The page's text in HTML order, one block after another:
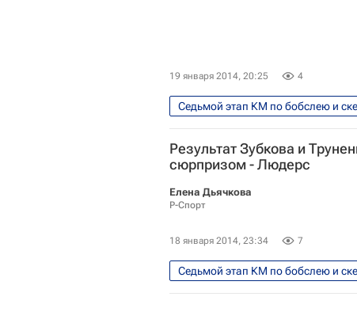
19 января 2014, 20:25 4
Седьмой этап КМ по бобслею и
Кубок мира по бобслею
Результат Зубкова и
сюрпризом - Людерс
Елена Дьячкова
Р-Спорт
18 января 2014, 23:34 7
Седьмой этап КМ по бобслею и
Мультимедийный спортивный